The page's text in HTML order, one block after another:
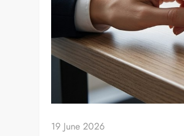
19 June 2026